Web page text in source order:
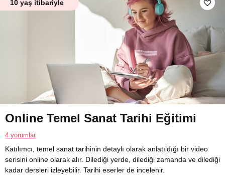
10 yaş itibariyle
Online Temel Sanat Tarihi Eğitimi
4 yorumlar
Katılımcı, temel sanat tarihinin detaylı olarak anlatıldığı bir video
serisini online olarak alır. Dilediği yerde, dilediği zamanda ve dilediği
kadar dersleri izleyebilir. Tarihi eserler de incelenir.